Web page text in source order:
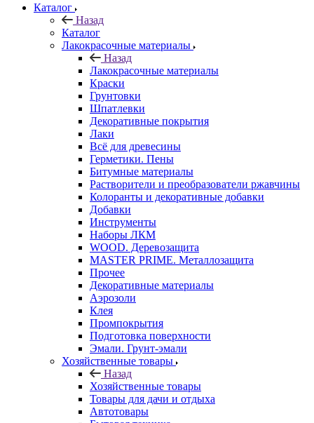
Каталог
Назад
Каталог
Лакокрасочные материалы
Назад
Лакокрасочные материалы
Краски
Грунтовки
Шпатлевки
Декоративные покрытия
Лаки
Всё для древесины
Герметики. Пены
Битумные материалы
Растворители и преобразователи ржавчины
Колоранты и декоративные добавки
Добавки
Инструменты
Наборы ЛКМ
WOOD. Деревозащита
MASTER PRIME. Металлозащита
Прочее
Декоративные материалы
Аэрозоли
Клея
Промпокрытия
Подготовка поверхности
Эмали. Грунт-эмали
Хозяйственные товары
Назад
Хозяйственные товары
Товары для дачи и отдыха
Автотовары